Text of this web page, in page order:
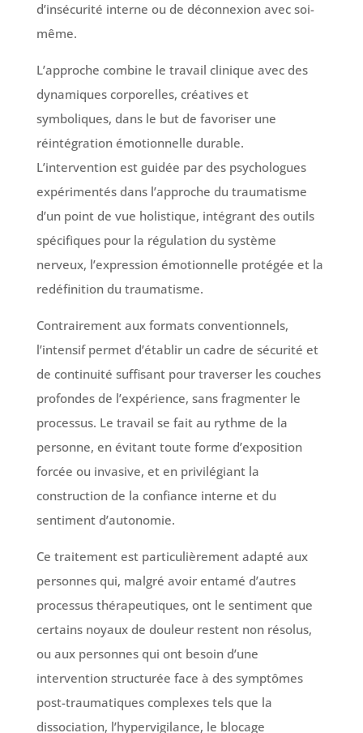
d’insécurité interne ou de déconnexion avec soi-
même.
L’approche combine le travail clinique avec des
dynamiques corporelles, créatives et
symboliques, dans le but de favoriser une
réintégration émotionnelle durable.
L’intervention est guidée par des psychologues
expérimentés dans l’approche du traumatisme
d’un point de vue holistique, intégrant des outils
spécifiques pour la régulation du système
nerveux, l’expression émotionnelle protégée et la
redéfinition du traumatisme.
Contrairement aux formats conventionnels,
l’intensif permet d’établir un cadre de sécurité et
de continuité suffisant pour traverser les couches
profondes de l’expérience, sans fragmenter le
processus. Le travail se fait au rythme de la
personne, en évitant toute forme d’exposition
forcée ou invasive, et en privilégiant la
construction de la confiance interne et du
sentiment d’autonomie.
Ce traitement est particulièrement adapté aux
personnes qui, malgré avoir entamé d’autres
processus thérapeutiques, ont le sentiment que
certains noyaux de douleur restent non résolus,
ou aux personnes qui ont besoin d’une
intervention structurée face à des symptômes
post-traumatiques complexes tels que la
dissociation, l’hypervigilance, le blocage